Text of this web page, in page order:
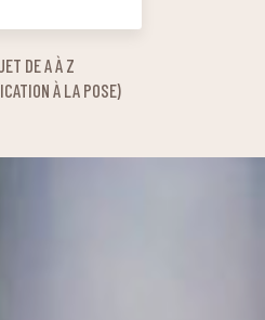
DE A À Z
À LA POSE)